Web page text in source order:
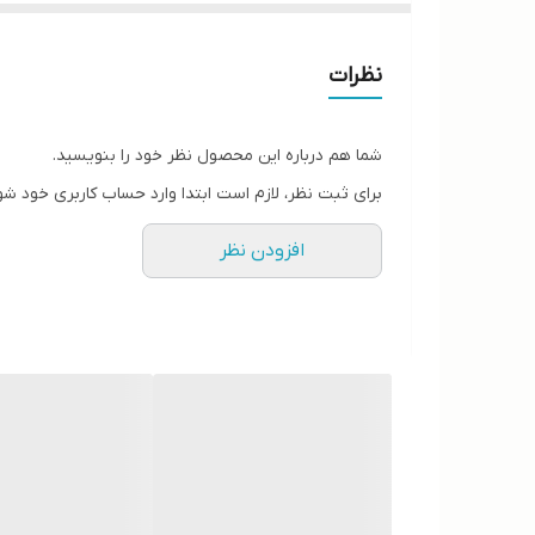
نظرات
شما هم درباره این محصول نظر خود را بنویسید.
برای ثبت نظر، لازم است ابتدا وارد حساب کاربری خود
افزودن نظر